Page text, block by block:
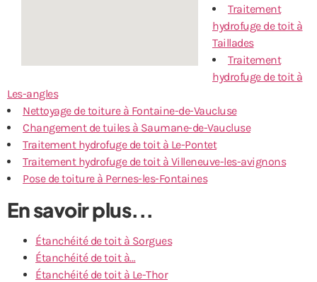
Traitement
hydrofuge de toit à
Taillades
Traitement
hydrofuge de toit à
Les-angles
Nettoyage de toiture à Fontaine-de-Vaucluse
Changement de tuiles à Saumane-de-Vaucluse
Traitement hydrofuge de toit à Le-Pontet
Traitement hydrofuge de toit à Villeneuve-les-avignons
Pose de toiture à Pernes-les-Fontaines
En savoir plus...
Étanchéité de toit à Sorgues
Étanchéité de toit à…
Étanchéité de toit à Le-Thor